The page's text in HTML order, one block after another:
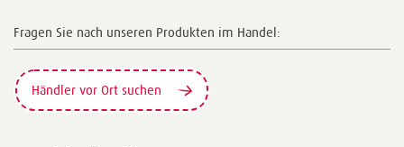
Fragen Sie nach unseren Produkten im Handel:
Händler vor Ort suchen